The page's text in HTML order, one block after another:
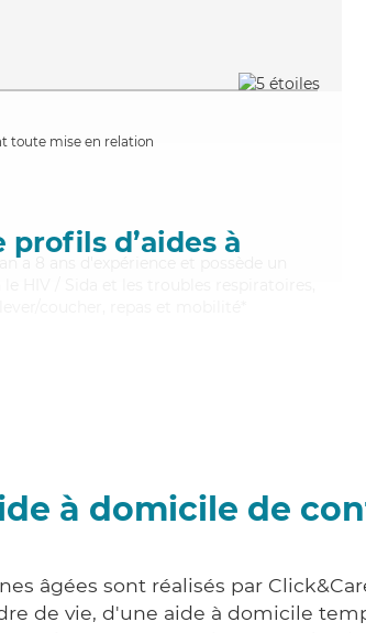
toute mise en relation
d’aides à
a 8 ans d'expérience et possède un
HIV / Sida et les troubles respiratoires,
à domicile de
âgées sont réalisés par
de vie, d'une aide à domicile